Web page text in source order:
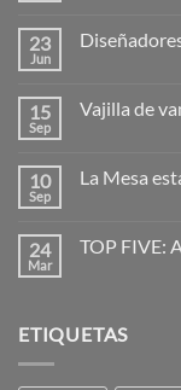
en
23
Jun
en
al
poder
15
Sep
Vajilla de
en
para
restaurantes
10
Sep
La Mesa
en
Ají
Diseño
24
Mar
TOP FIVE:
TOP
ETIQUETAS